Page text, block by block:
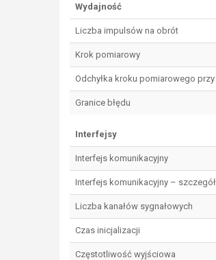
Wydajność
Liczba impulsów na obrót
Krok pomiarowy
Odchyłka kroku pomiarowego
Granice błędu
Interfejsy
Interfejs komunikacyjny
Interfejs komunikacyjny –
Liczba kanałów sygnałowych
Czas inicjalizacji
Częstotliwość wyjściowa